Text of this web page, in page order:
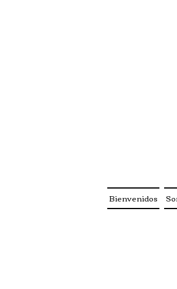
Bienvenidos